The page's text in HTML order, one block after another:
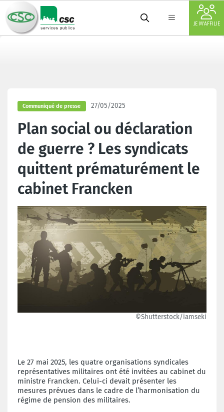
JE M'AFFILIE
Communiqué de presse 27/05/2025
Plan social ou déclaration
de guerre ? Les syndicats
quittent prématurément le
cabinet Francken
©Shutterstock/iamseki
Le 27 mai 2025, les quatre organisations syndicales
représentatives militaires ont été invitées au cabinet du
ministre Francken. Celui-ci devait présenter les
mesures prévues dans le cadre de l’harmonisation du
régime de pension des militaires.